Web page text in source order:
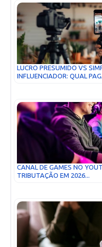
LUCRO PRESUMIDO VS
INFLUENCIADOR: QUAL
CANAL DE GAMES NO
TRIBUTAÇÃO EM 2026...